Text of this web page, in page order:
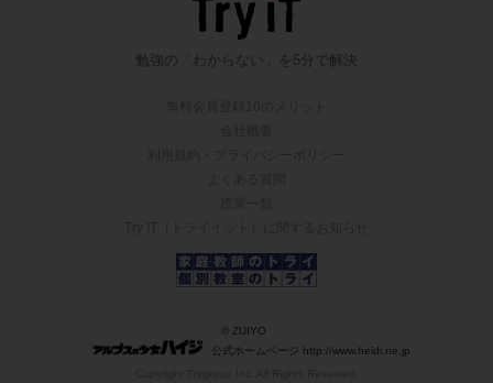
勉強の「わからない」を5分で解決
© ZUIYO
公式ホームページ http://www.heidi.ne.jp